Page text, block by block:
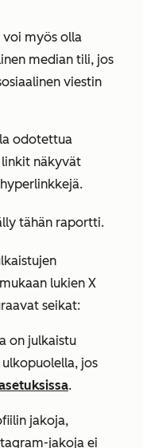
voi myös olla
median tili, jos
viestin
odotettua
näkyvät
tähän raportti.
lukien X
seikat:
on julkaistu
jos
.
jakoja,
jakoja ei